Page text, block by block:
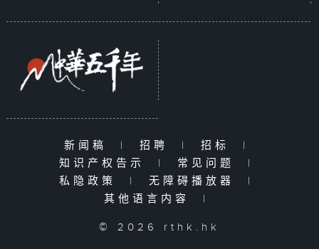
新闻稿 | 招聘 | 招标
|
知识产权告示
| 常见问题
|
私隐政策
| 无障碍播放器
|
其他语言内容
|
© 2026 rthk.hk